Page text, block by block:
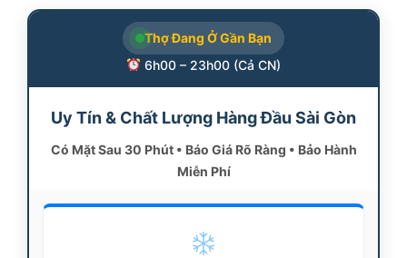
Thợ Đang Ở Gần Bạn
6h00 – 23h00 (Cả CN)
Uy Tín & Chất Lượng Hàng Đầu Sài Gòn
Có Mặt Sau 30 Phút • Báo Giá Rõ Ràng • Bảo Hành
Miễn Phí